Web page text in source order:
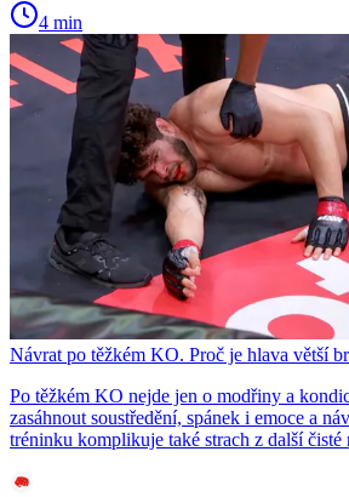
4 min
Návrat po těžkém KO. Proč je hlava větší
Po těžkém KO nejde jen o modřiny a
zasáhnout soustředění, spánek i emoce a
tréninku komplikuje také strach z další čisté